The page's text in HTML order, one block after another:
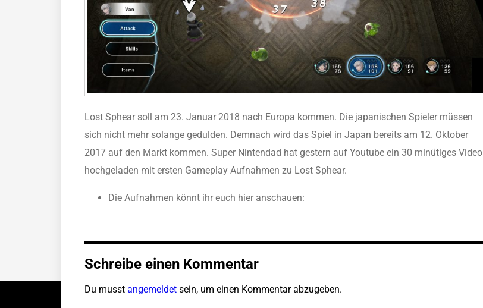
Lost Sphear soll am 23. Januar 2018 nach Europa kommen. Die japanischen Spieler müssen
sich nicht mehr solange gedulden. Demnach wird das Spiel in Japan bereits am 12. Oktober
2017 auf den Markt kommen. Super Nintendad hat gestern auf Youtube ein 30 minütiges Video
hochgeladen mit ersten Gameplay Aufnahmen zu Lost Sphear.
Die Aufnahmen könnt ihr euch hier anschauen:
Schreibe einen Kommentar
Du musst angemeldet sein, um einen Kommentar abzugeben.